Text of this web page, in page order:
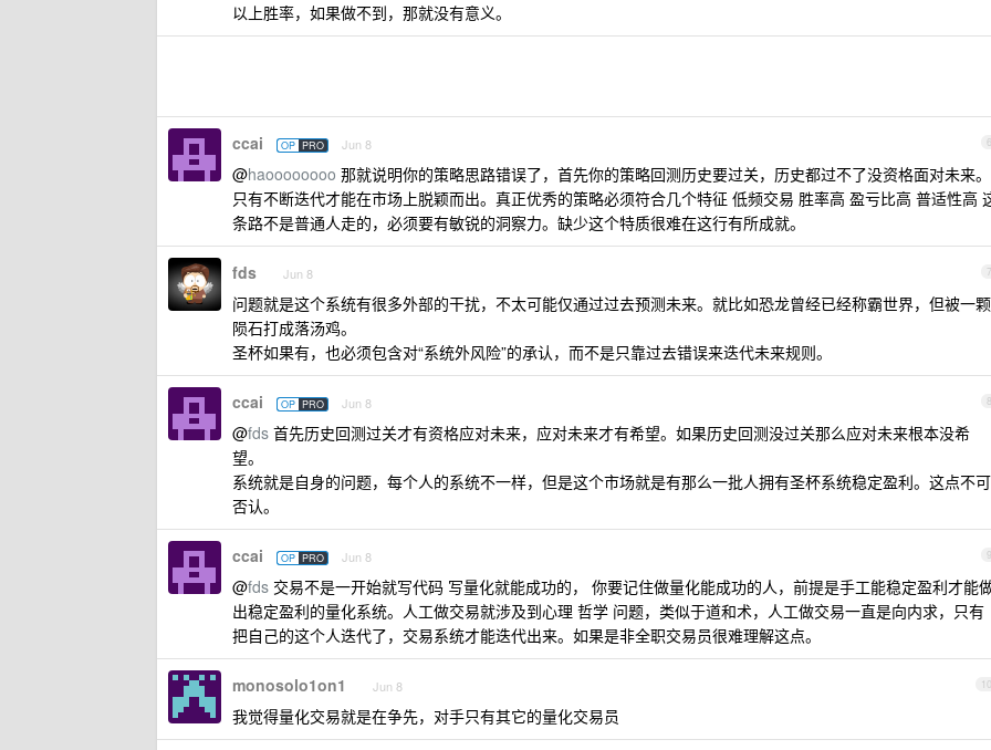
以上胜率，如果做不到，那就没有意义。
6
ccai OP PRO Jun 8
@haoooooooo 那就说明你的策略思路错误了，首先你的策略回测历史要过关，历史都过不了没资格面对未来。
只有不断迭代才能在市场上脱颖而出。真正优秀的策略必须符合几个特征 低频交易 胜率高 盈亏比高 普适性高
条路不是普通人走的，必须要有敏锐的洞察力。缺少这个特质很难在这行有所成就。
7
fds Jun 8
问题就是这个系统有很多外部的干扰，不太可能仅通过过去预测未来。就比如恐龙曾经已经称霸世界，但被一颗
陨石打成落汤鸡。
圣杯如果有，也必须包含对“系统外风险”的承认，而不是只靠过去错误来迭代未来规则。
8
ccai OP PRO Jun 8
@fds 首先历史回测过关才有资格应对未来，应对未来才有希望。如果历史回测没过关那么应对未来根本没希
望。
系统就是自身的问题，每个人的系统不一样，但是这个市场就是有那么一批人拥有圣杯系统稳定盈利。这点不可
否认。
9
ccai OP PRO Jun 8
@fds 交易不是一开始就写代码 写量化就能成功的， 你要记住做量化能成功的人，前提是手工能稳定盈利才能
出稳定盈利的量化系统。人工做交易就涉及到心理 哲学 问题，类似于道和术，人工做交易一直是向内求，只有
把自己的这个人迭代了，交易系统才能迭代出来。如果是非全职交易员很难理解这点。
10
monosolo1on1 Jun 8
我觉得量化交易就是在争先，对手只有其它的量化交易员